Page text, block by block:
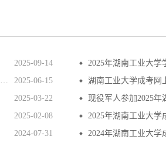
2025-09-14
2025年湖南工业大学
2025-06-15
湖南工业大学成考网
2025-03-22
现役军人参加2025年
2025-02-08
2025年湖南工业大学
2024-07-31
2024年湖南工业大学